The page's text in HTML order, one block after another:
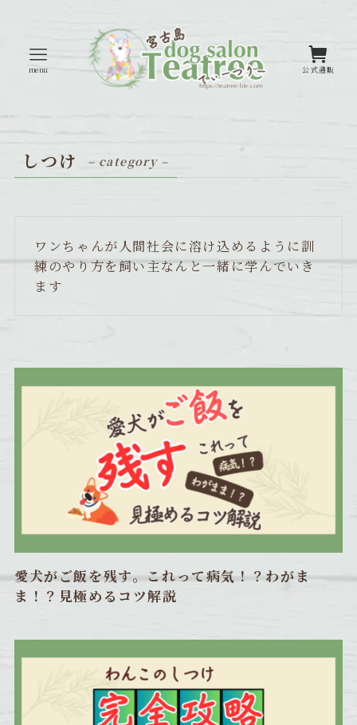
公式通販
menu
しつけ – category –
ワンちゃんが人間社会に溶け込めるように訓
練のやり方を飼い主なんと一緒に学んでいき
ます
愛犬がご飯を残す。これって病気！？わがま
ま！？見極めるコツ解説